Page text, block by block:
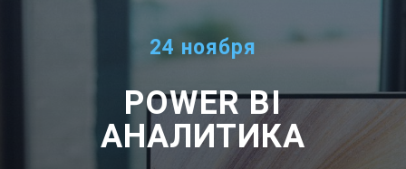
POWER BI
АНАЛИТИКА
24 ноября